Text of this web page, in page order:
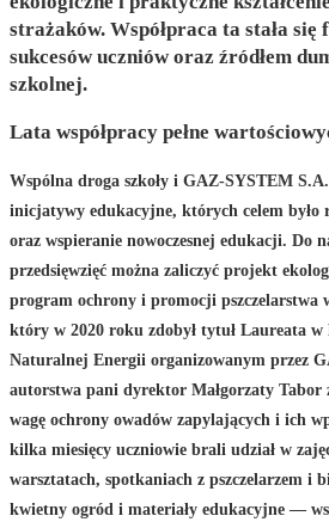
strażaków. Współpraca ta stała się
sukcesów uczniów oraz źródłem
szkolnej.
Lata współpracy pełne
Wspólna droga szkoły i GAZ-SYSTEM
inicjatywy edukacyjne, których celem było
oraz wspieranie nowoczesnej edukacji. Do
przedsięwzięć można zaliczyć projekt
program ochrony i promocji pszczelarstwa
który w 2020 roku zdobył tytuł Laureata
Naturalnej Energii organizowanym przez
autorstwa pani dyrektor Małgorzaty Tabor
wagę ochrony owadów zapylających i ich
kilka miesięcy uczniowie brali udział w
warsztatach, spotkaniach z pszczelarzem i
kwietny ogród i materiały edukacyjne —